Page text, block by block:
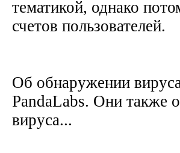
тематикой, однако
счетов пользователей.
Об обнаружении
PandaLabs. Они также
вируса...